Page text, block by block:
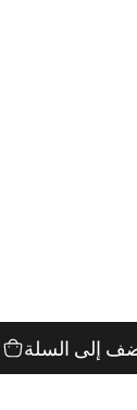
إلى السلة